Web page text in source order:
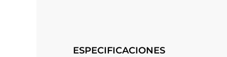
ESPECIFICACIONES